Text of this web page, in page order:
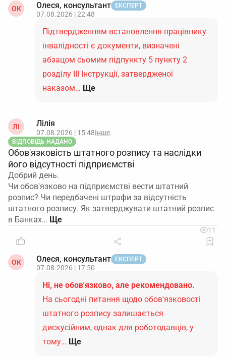
ОК Олеся, консультант ЕКСПЕРТ
07.08.2026 | 22:48
Підтвердженням встановлення працівнику
інвалідності є документи, визначені
абзацом сьомим підпункту 5 пункту 2
розділу ІІІ Інструкції, затвердженої
наказом… Ще
ЛІ Лілія
07.08.2026 | 15:48Інше
ВІДПОВІДЬ НАДАНО
Обов'язковість штатного розпису та наслідки
його відсутності підприємстві
Добрий день.
Чи обов'язково на підприємстві вести штатний
розпис? Чи передбачені штрафи за відсутність
штатного розпису. Як затверджувати штатний розпис
в Банках…
11
ОК Олеся, консультант ЕКСПЕРТ
07.08.2026 | 17:50
Ні, не обов'язково, але рекомендовано.
На сьогодні питання щодо обов'язковості
штатного розпису залишається
дискусійним, однак для роботодавців, у
тому… Ще